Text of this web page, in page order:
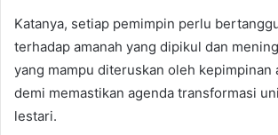
Katanya, setiap pemimpin perlu
terhadap amanah yang dipikul dan
yang mampu diteruskan oleh kepimpinan
demi memastikan agenda transformasi
lestari.